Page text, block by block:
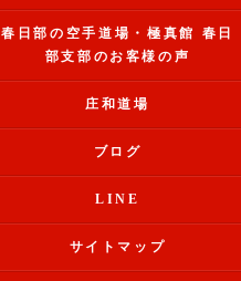
春日部の空手道場・極真館 春日
部支部のお客様の声
庄和道場
ブログ
LINE
サイトマップ